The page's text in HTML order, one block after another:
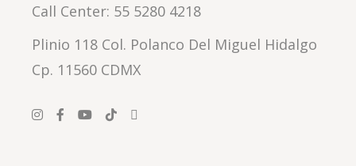
Call Center: 55 5280 4218
Plinio 118 Col. Polanco Del Miguel Hidalgo
Cp. 11560 CDMX